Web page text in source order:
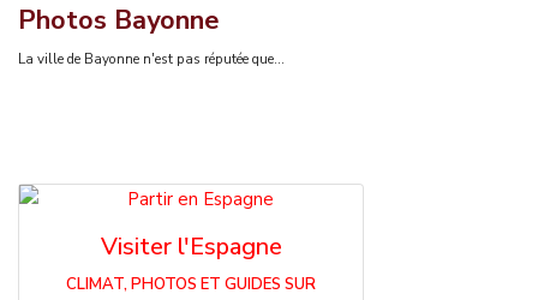
Photos Bayonne
La ville de Bayonne n'est pas réputée que...
Visiter l'Espagne
CLIMAT, PHOTOS ET GUIDES SUR